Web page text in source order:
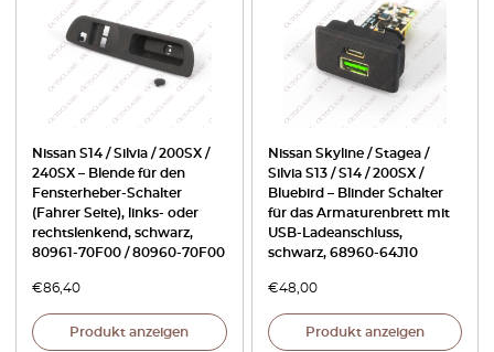
Nissan S14 / Silvia / 200SX /
240SX – Blende für den
Fensterheber-Schalter
(Fahrer Seite), links- oder
rechtslenkend, schwarz,
80961-70F00 / 80960-70F00
€86,40
Produkt anzeigen
Nissan Skyline / Stagea /
Silvia S13 / S14 / 200SX /
Bluebird – Blinder Schalter
für das Armaturenbrett mit
USB-Ladeanschluss,
schwarz, 68960-64J10
€48,00
Produkt anzeigen